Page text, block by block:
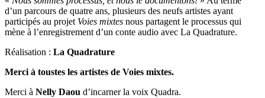
d’un parcours de quatre ans, plusieurs des neufs artistes ayant
participés au projet Voies mixtes nous partagent le processus qui
mène à l’enregistrement d’un conte audio avec La Quadrature.
Réalisation : La Quadrature
Merci à toustes les artistes de Voies mixtes.
Merci à Nelly Daou d’incarner la voix Quadra.